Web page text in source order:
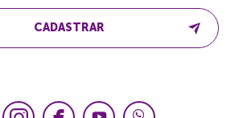
CADASTRAR